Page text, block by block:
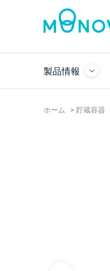
製品情報
ホーム > 貯蔵容器